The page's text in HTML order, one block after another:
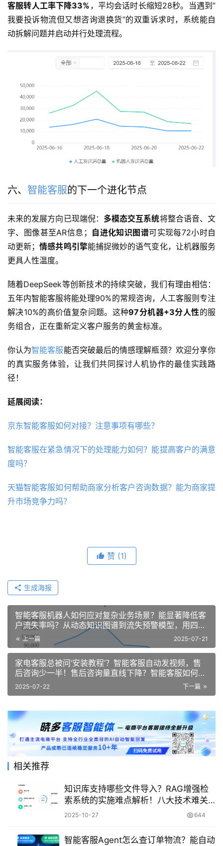
客服转人工率下降33% ，平均会话时长缩短28秒。当遇到”
我要投诉物流但又想咨询退换货”的双重诉求时，系统能自
动拆解问题并启动并行处理流程。
六、 智能客服的下一个进化节点
未来的发展方向已现端倪： 多模态交互系统将整合语音、文
字、图像甚至AR信息； 自进化知识图谱可实现每72小时自
动更新；情感共鸣引擎能捕捉微妙的语气变化，让机器服务
更具人性温度。
随着DeepSeek等创新技术的持续突破，我们有理由相信：
五年内智能客服将能处理90%的常规咨询，人工客服则专注
解决10%的高价值复杂问题。这种97分机器+3分人性的服
务组合，正在重新定义客户服务的黄金标准。
你认为智能客服能否突破最后的情感理解瓶颈？欢迎分享你
的真实服务体验，让我们共同探讨人机协作的最佳实践路
径！
延展阅读：
京东智能客服如何对接？注意事项有哪些？
智能客服在紧急情况下的处理能力如何？能提高客户的满意
度吗？
天猫智能客服如何帮助商家分析客户咨询数据？能为商家提
升市场竞争力吗？
赞 (1)
生成海报
智能客服机器人如何应对复杂业务场景？能显著降低客
户流失率吗？从动态知识图谱到流失预警模型，用四维
解题逻辑重构服务体验闭环！
上一篇 2025-07-21
家电客服总被问‘安装教程’？智能客服自动发视频，售
后咨询少一半！售后咨询量直线下降？智能客服如何用
视频教程破解家电售后难题！
下一篇
2025-07-22
相关推荐
知识库支持哪些文件导入？RAG增强检
索系统的实施难点解析！八大技术难关
与多模态处理实战——从文档解析到企
2025-10-27 644
智能客服Agent怎么查订单物流？能自动